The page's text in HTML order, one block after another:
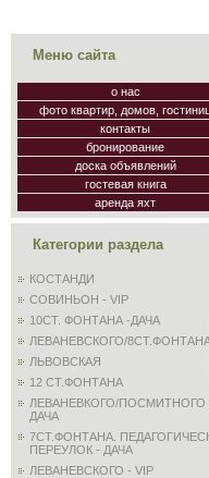
Меню сайта
о нас
фото квартир, домов,
контакты
бронирование
доска объявлений
гостевая книга
аренда яхт
Категории раздела
КОСТАНДИ
СОВИНЬОН - VIP
10СТ. ФОНТАНА -ДАЧА
ЛЕВАНЕВСКОГО/
ЛЬВОВСКАЯ
12 СТ.ФОНТАНА
ЛЕВАНЕВКОГО/ПОСМИТНОГО
ДАЧА
7СТ.ФОНТАНА.
ПЕРЕУЛОК - ДАЧА
ЛЕВАНЕВСКОГО - VIP